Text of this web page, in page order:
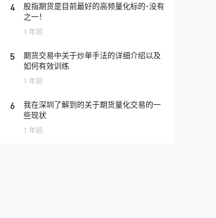
4
股指期货是目前最好的高频量化标的-没有
之一！
1 年前
5
期货交易中关于炒单手法的详细介绍以及
如何有效训练
1 年前
6
我在深圳了解到的关于期货量化交易的一
些现状
1 年前